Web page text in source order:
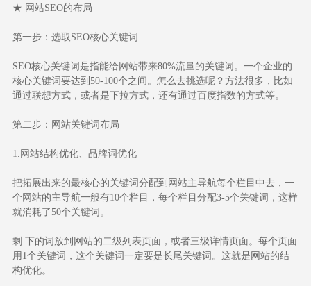
★ 网站SEO的布局
第一步：选取SEO核心关键词
SEO核心关键词是指能给网站带来80%流量的关键词。一个企业的
核心关键词要达到50-100个之间。怎么去挑选呢？方法很多，比如
通过联想方式，或者是下拉方式，还有通过百度指数的方式等。
第二步：网站关键词布局
1.网站结构优化、品牌词优化
把拓展出来的最核心的关键词分配到网站主导航每个栏目中去，一
个网站的主导航一般有10个栏目，每个栏目分配3-5个关键词，这样
就消耗了50个关键词。
剩 下的词放到网站的二级列表页面，或者三级详情页面。每个页面
用1个关键词，这个关键词一定要是长尾关键词。这就是网站的结
构优化。